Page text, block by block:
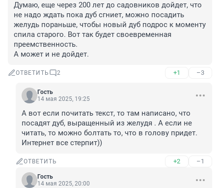
Думаю, еще через 200 лет до садовников дойдет, что
не надо ждать пока дуб сгниет, можно посадить
желудь пораньше, чтобы новый дуб подрос к моменту
спила старого. Вот так будет своевременная
преемственность.
А может и не дойдет.
ОТВЕТИТЬ 2 +1 –3
Гость
14 мая 2025, 19:25
А вот если почитать текст, то там написано, что
посадят дуб, выращенный из желудя . А если не
читать, то можно болтать то, что в голову придет.
Интернет все стерпит))
ОТВЕТИТЬ +2 –1
Гость
14 мая 2025, 20:00